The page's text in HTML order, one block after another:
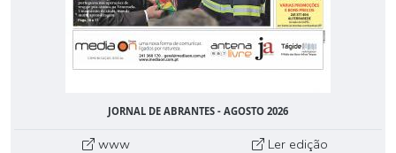
JORNAL DE ABRANTES - AGOSTO 2026
www Ler edição